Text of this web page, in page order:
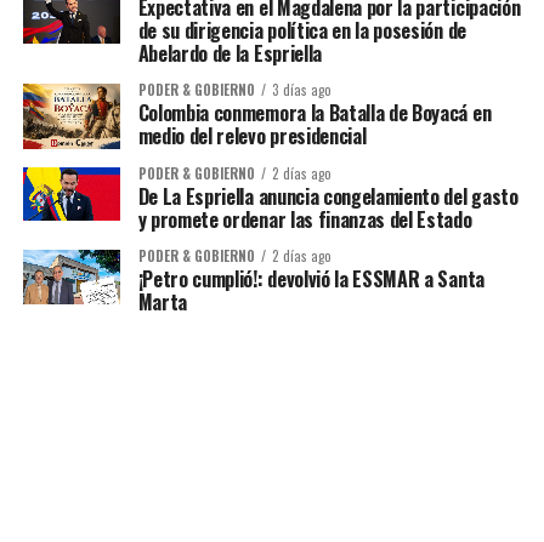
Expectativa en el Magdalena por la participación
de su dirigencia política en la posesión de
Abelardo de la Espriella
PODER & GOBIERNO 3 días ago
Colombia conmemora la Batalla de Boyacá en
medio del relevo presidencial
PODER & GOBIERNO 2 días ago
De La Espriella anuncia congelamiento del gasto
y promete ordenar las finanzas del Estado
PODER & GOBIERNO 2 días ago
¡Petro cumplió!: devolvió la ESSMAR a Santa
Marta